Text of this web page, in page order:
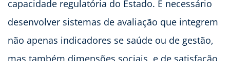
capacidade regulatória do Estado. É necessário
desenvolver sistemas de avaliação que integrem
não apenas indicadores se saúde ou de gestão,
mas também dimensões sociais, e de satisfação,